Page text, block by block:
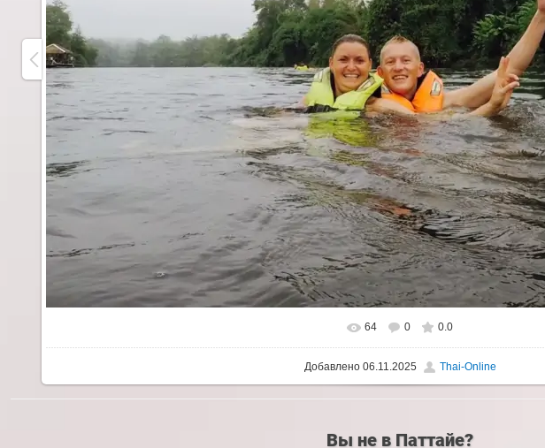
64 0 0.0
Добавлено06.11.2025 Thai-Online
Вы не в Паттайе?